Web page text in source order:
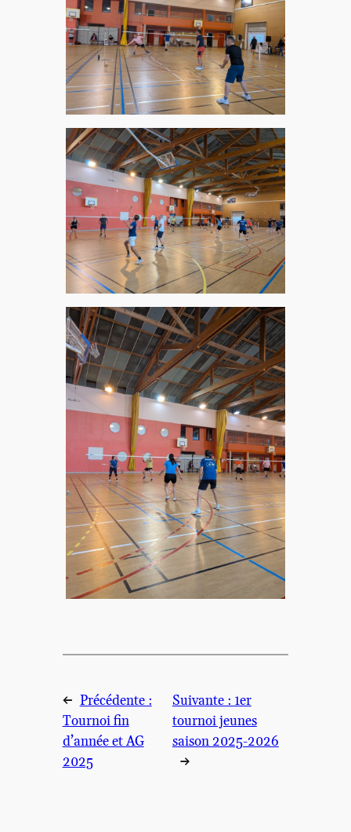
← Précédente :
Tournoi fin
d’année et AG
2025
Suivante : 1er
tournoi jeunes
saison 2025-2026
→